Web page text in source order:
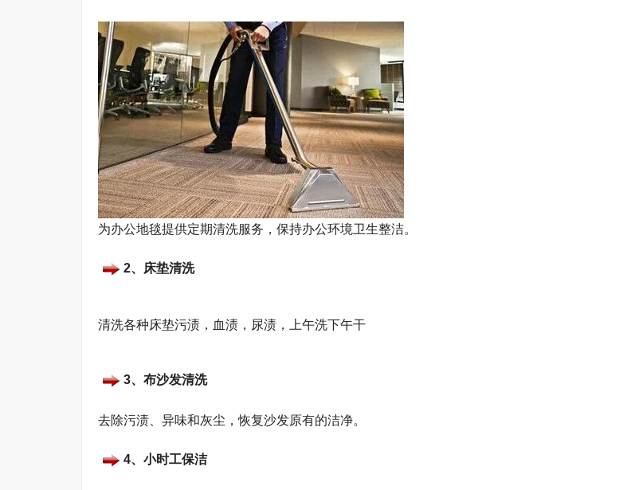
为办公地毯提供定期清洗服务，保持办公环境卫生整洁。
2、床垫清洗
清洗各种床垫污渍，血渍，尿渍，上午洗下午干
3、布沙发清洗
去除污渍、异味和灰尘，恢复沙发原有的洁净。
4、小时工保洁